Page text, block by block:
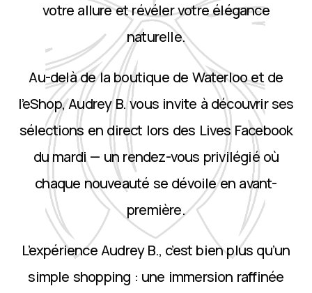
votre allure et révéler votre élégance
naturelle.
Au-delà de la boutique de Waterloo et de
l’eShop, Audrey B. vous invite à découvrir ses
sélections en direct lors des Lives Facebook
du mardi — un rendez-vous privilégié où
chaque nouveauté se dévoile en avant-
première.
L’expérience Audrey B., c’est bien plus qu’un
simple shopping : une immersion raffinée